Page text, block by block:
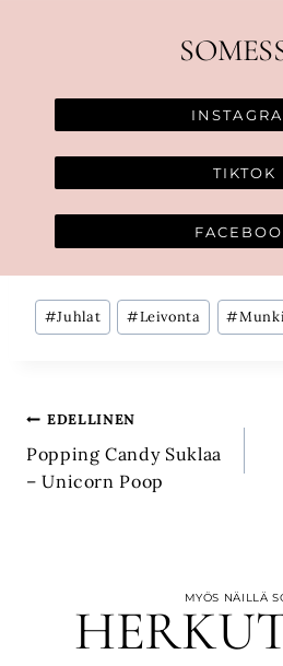
TIKTOK
Avainsanat:
#Juhlat #Leivonta #
Artikkelien
selaus
EDELLINEN
Popping Candy Suklaa
– Unicorn Poop
MYÖS NÄILLÄ